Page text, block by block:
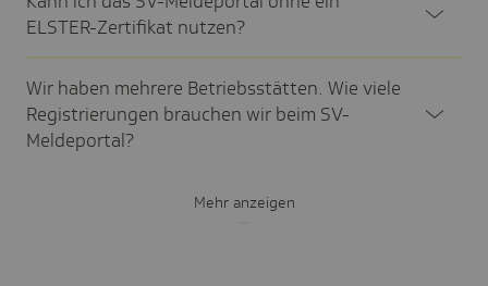
ELSTER-Zerti­fikat nutzen?
Wir haben mehrere Betriebs­stät­ten. Wie viele
Regis­trie­rungen brau­chen wir beim SV-
Melde­por­tal?
Mehr anzeigen